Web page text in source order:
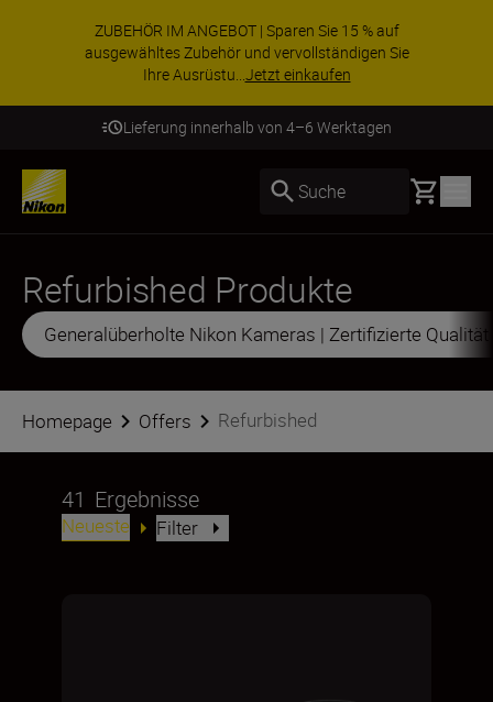
ZUBEHÖR IM ANGEBOT | Sparen Sie 15 % auf
ausgewähltes Zubehör und vervollständigen Sie
Ihre Ausrüstu...Jetzt einkaufen
Lieferung innerhalb von 4–6 Werktagen
Suche Basket
Refurbished Produkte
Generalüberholte Nikon Kameras | Zertifizierte
Homepage Offers Refurbished
41 Ergebnisse
Neueste Filter